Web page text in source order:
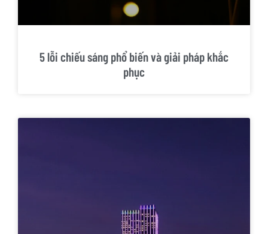
5 lỗi chiếu sáng phổ biến và giải pháp khắc
phục